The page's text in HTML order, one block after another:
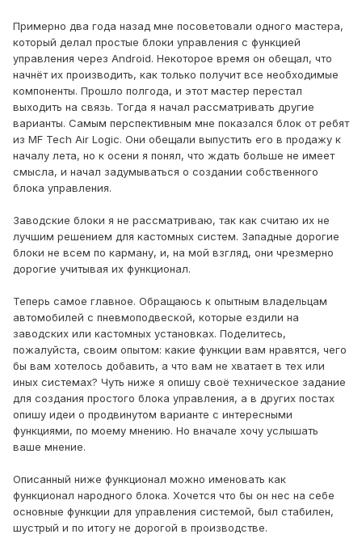
Примерно два года назад мне посоветовали одного мастера,
который делал простые блоки управления с функцией
управления через Android. Некоторое время он обещал, что
начнёт их производить, как только получит все необходимые
компоненты. Прошло полгода, и этот мастер перестал
выходить на связь. Тогда я начал рассматривать другие
варианты. Самым перспективным мне показался блок от ребят
из MF Tech Air Logic. Они обещали выпустить его в продажу к
началу лета, но к осени я понял, что ждать больше не имеет
смысла, и начал задумываться о создании собственного
блока управления.
Заводские блоки я не рассматриваю, так как считаю их не
лучшим решением для кастомных систем. Западные дорогие
блоки не всем по карману, и, на мой взгляд, они чрезмерно
дорогие учитывая их функционал.
Теперь самое главное. Обращаюсь к опытным владельцам
автомобилей с пневмоподвеской, которые ездили на
заводских или кастомных установках. Поделитесь,
пожалуйста, своим опытом: какие функции вам нравятся, чего
бы вам хотелось добавить, а что вам не хватает в тех или
иных системах? Чуть ниже я опишу своё техническое задание
для создания простого блока управления, а в других постах
опишу идеи о продвинутом варианте с интересными
функциями, по моему мнению. Но вначале хочу услышать
ваше мнение.
Описанный ниже функционал можно именовать как
функционал народного блока. Хочется что бы он нес на себе
основные функции для управления системой, был стабилен,
шустрый и по итогу не дорогой в производстве.